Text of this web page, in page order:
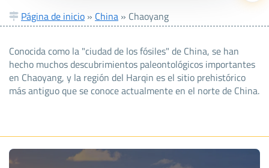
Página de inicio » China » Chaoyang
Conocida como la "ciudad de los fósiles" de China, se han
hecho muchos descubrimientos paleontológicos importantes
en Chaoyang, y la región del Harqin es el sitio prehistórico
más antiguo que se conoce actualmente en el norte de China.